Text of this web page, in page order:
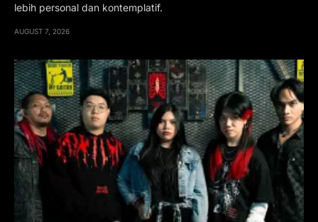
lebih personal dan kontemplatif.
AUGUST 7, 2026